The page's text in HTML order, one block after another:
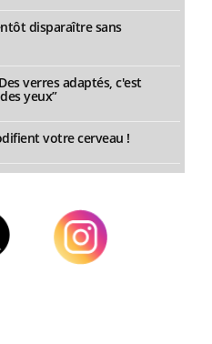
disparaître sans
verres adaptés, c'est
yeux”
votre cerveau !